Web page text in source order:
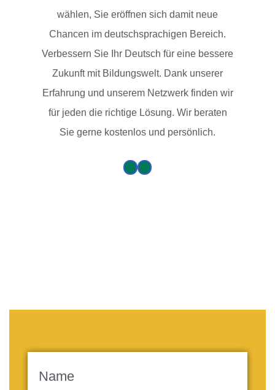
wählen, Sie eröffnen sich damit neue
Chancen im deutschsprachigen Bereich.
Verbessern Sie Ihr Deutsch für eine bessere
Zukunft mit Bildungswelt. Dank unserer
Erfahrung und unserem Netzwerk finden wir
für jeden die richtige Lösung. Wir beraten
Sie gerne kostenlos und persönlich.
Name